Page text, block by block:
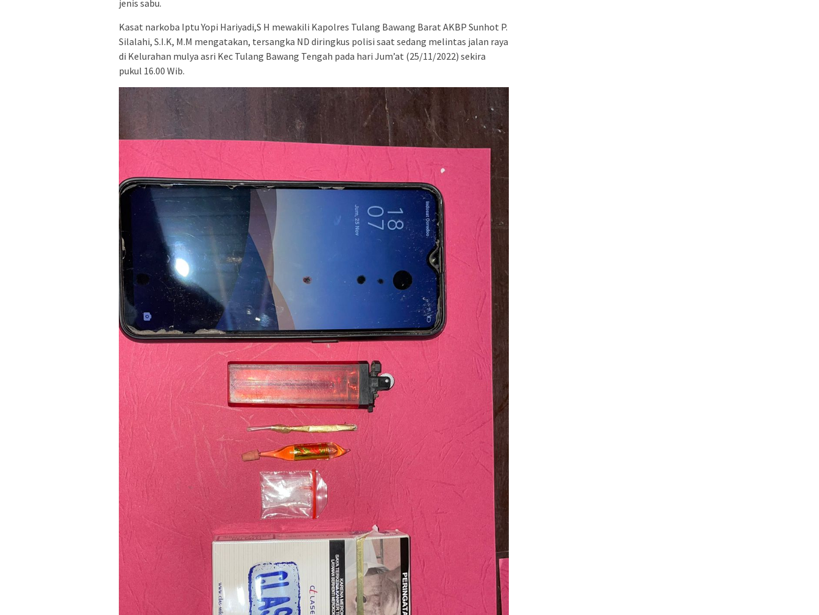
jenis sabu.
Kasat narkoba Iptu Yopi Hariyadi,S H mewakili Kapolres Tulang Bawang Barat AKBP Sunhot P.
Silalahi, S.I.K, M.M mengatakan, tersangka ND diringkus polisi saat sedang melintas jalan raya
di Kelurahan mulya asri Kec Tulang Bawang Tengah pada hari Jum’at (25/11/2022) sekira
pukul 16.00 Wib.